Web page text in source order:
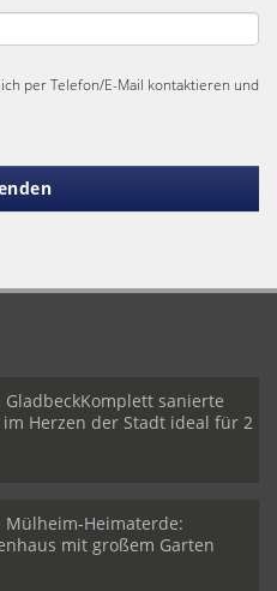
per Telefon/E-Mail kontaktieren und
sanierte
Herzen der Stadt ideal für 2
Mülheim-Heimaterde:
mit großem Garten